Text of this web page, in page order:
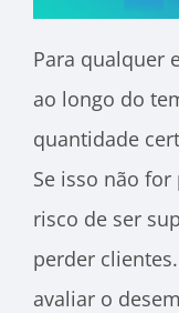
Para qualquer
ao longo do
quantidade
Se isso não
risco de ser
perder
avaliar o